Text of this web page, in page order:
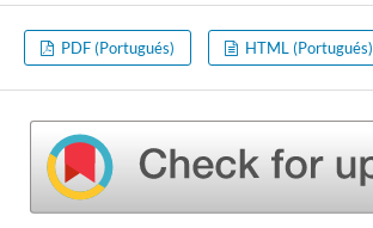
PDF (Portugués) HTML (Portugués)